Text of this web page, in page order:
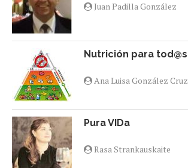
Juan Padilla González
Nutrición para tod@s
Ana Luisa González Cruz
Pura VIDa
Rasa Strankauskaite